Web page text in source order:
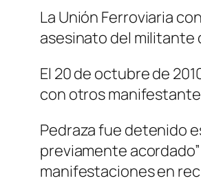
La Unión Ferroviaria
asesinato del militante
El 20 de octubre de
con otros
Pedraza fue detenido
previamente
manifestaciones en